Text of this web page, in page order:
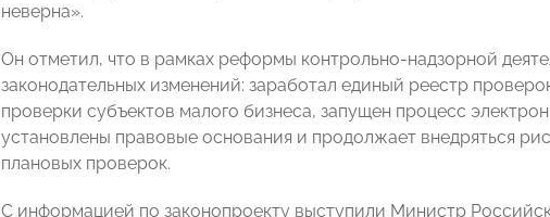
неверна».
Он отметил, что в рамках реформы контрольно-надзорной
законодательных изменений: заработал единый реестр
проверки субъектов малого бизнеса, запущен процесс
установлены правовые основания и продолжает внедряться
плановых проверок.
С информацией по законопроекту выступили Министр